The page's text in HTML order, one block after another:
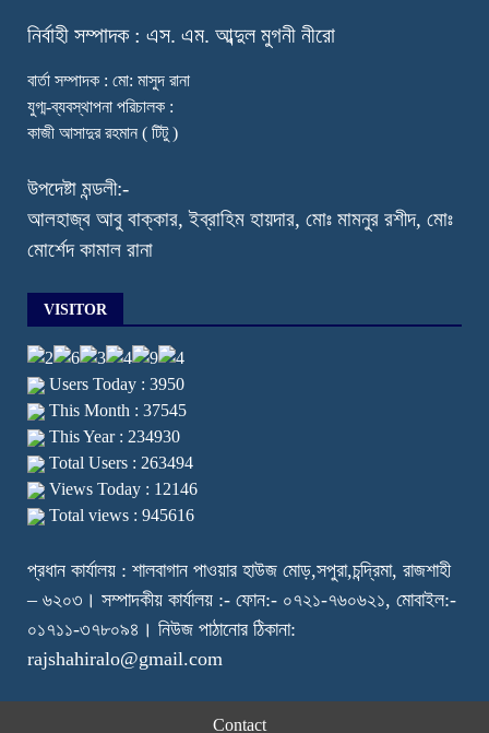
নির্বাহী সম্পাদক : এস. এম. আব্দুল মুগনী নীরো
বার্তা সম্পাদক : মো: মাসুদ রানা
যুগ্ম-ব্যবস্থাপনা পরিচালক :
কাজী আসাদুর রহমান ( টিটু )
উপদেষ্টা মন্ডলী:-
আলহাজ্ব আবু বাক্কার, ইব্রাহিম হায়দার, মোঃ মামনুর রশীদ, মোঃ
মোর্শেদ কামাল রানা
VISITOR
Users Today : 3950
This Month : 37545
This Year : 234930
Total Users : 263494
Views Today : 12146
Total views : 945616
প্রধান কার্যালয় : শালবাগান পাওয়ার হাউজ মোড়,সপুরা,চন্দ্রিমা, রাজশাহী
– ৬২০৩। সম্পাদকীয় কার্যালয় :- ফোন:- ০৭২১-৭৬০৬২১, মোবাইল:-
০১৭১১-৩৭৮০৯৪। নিউজ পাঠানোর ঠিকানা:
rajshahiralo@gmail.com
Contact